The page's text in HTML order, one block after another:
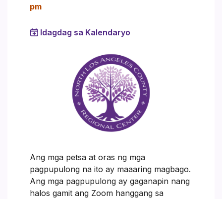
pm
Idagdag sa Kalendaryo
Ang mga petsa at oras ng mga
pagpupulong na ito ay maaaring magbago.
Ang mga pagpupulong ay gaganapin nang
halos gamit ang Zoom hanggang sa